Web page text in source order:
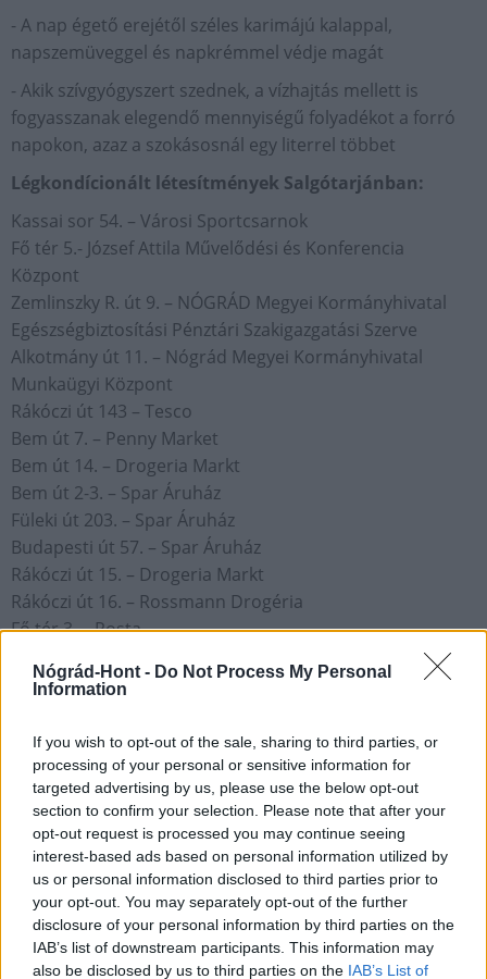
Nógrád-Hont - Do Not Process My Personal
Information
If you wish to opt-out of the sale, sharing to third parties, or
processing of your personal or sensitive information for
targeted advertising by us, please use the below opt-out
section to confirm your selection. Please note that after your
opt-out request is processed you may continue seeing
interest-based ads based on personal information utilized by
us or personal information disclosed to third parties prior to
your opt-out. You may separately opt-out of the further
disclosure of your personal information by third parties on the
IAB’s list of downstream participants. This information may
also be disclosed by us to third parties on the IAB’s List of
- A nap égető erejétől széles karimájú kalappal,
napszemüveggel és napkrémmel védje magát
- Akik szívgyógyszert szednek, a vízhajtás mellett is
fogyasszanak elegendő mennyiségű folyadékot a forró
napokon, azaz a szokásosnál egy literrel többet
Légkondícionált létesítmények Salgótarjánban:
Kassai sor 54. – Városi Sportcsarnok
Fő tér 5.- József Attila Művelődési és Konferencia
Központ
Zemlinszky R. út 9. – NÓGRÁD Megyei Kormányhivatal
Egészségbiztosítási Pénztári Szakigazgatási Szerve
Alkotmány út 11. – Nógrád Megyei Kormányhivatal
Munkaügyi Központ
Rákóczi út 143 – Tesco
Bem út 7. – Penny Market
Bem út 14. – Drogeria Markt
Bem út 2-3. – Spar Áruház
Füleki út 203. – Spar Áruház
Budapesti út 57. – Spar Áruház
Rákóczi út 15. – Drogeria Markt
Rákóczi út 16. – Rossmann Drogéria
Fő tér 3. – Posta
Erzsébet tér 7. – Nógrádker-Lakberendezési Áruház
forrás: salgotarjan.hu
GALÉRIA